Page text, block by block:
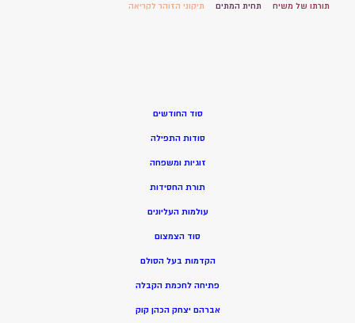
תורתו של משיח תחית המתים תיקוני הזוהר לקריאה
סוד החודשים
סודות התפילה
זוגיות ומשפחה
תורת החסידות
עולמות העליונים
סוד הצמצום
הקדמות בעל הסולם
פתיחה לחכמת הקבלה
אברהם יצחק הכהן קוק